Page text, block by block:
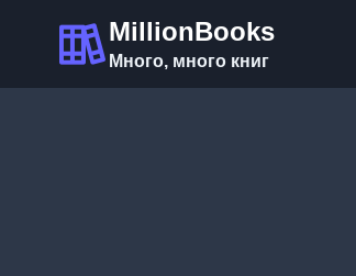
содержимому
MillionBooks
Много, много книг